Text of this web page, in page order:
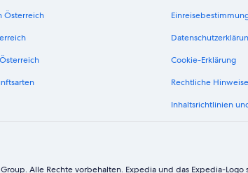
Österreich
Cookie-Erklärung
Rechtliche
Inhaltsrichtlinien
Alle Rechte vorbehalten. Expedia und das Expedia-